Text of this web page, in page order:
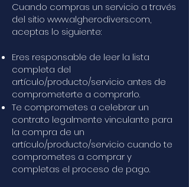
Cuando compras un servicio a través
del sitio www.algherodivers.com,
aceptas lo siguiente:
Eres responsable de leer la lista
completa del
artículo/producto/servicio antes de
comprometerte a comprarlo.
Te comprometes a celebrar un
contrato legalmente vinculante para
la compra de un
artículo/producto/servicio cuando te
comprometes a comprar y
completas el proceso de pago.